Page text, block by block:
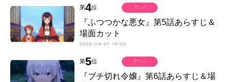
第4位
『ふつつかな悪女』第5話あらすじ＆
場面カット
2026-08-07 19:00
アニメ
第5位
『ブチ切れ令嬢』第6話あらすじ＆場
アニメ